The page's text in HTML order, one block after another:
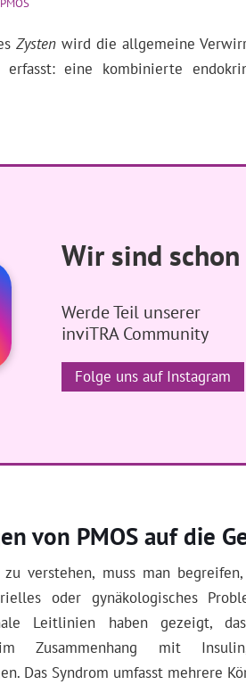
Zysten wird die allgemeine
erfasst: eine kombinierte
Wir sind
Werde Teil unserer
inviTRA Community
Folge uns auf Instagram
von PMOS auf die
verstehen, muss man
oder gynäkologisches
Leitlinien haben gezeigt,
Zusammenhang mit
Das Syndrom umfasst mehrere